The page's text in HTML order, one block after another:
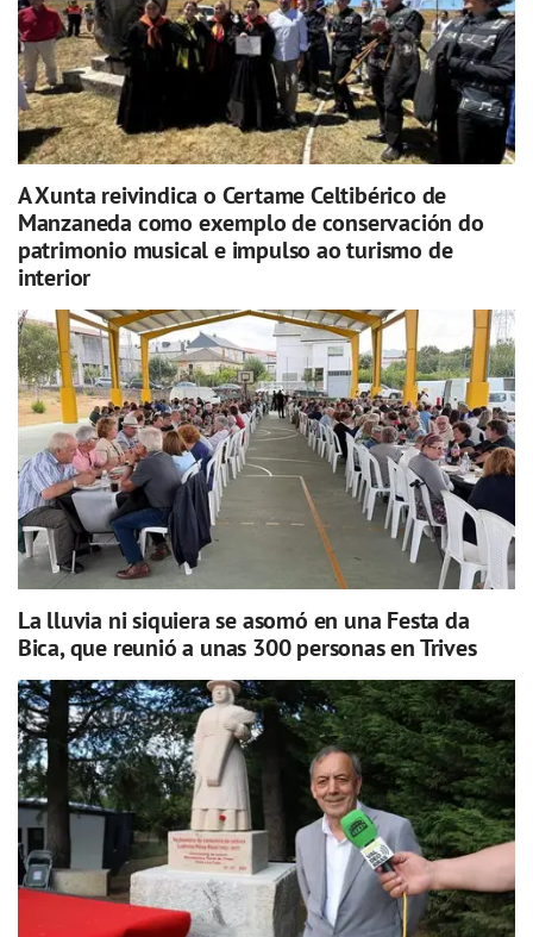
A Xunta reivindica o Certame Celtibérico de
Manzaneda como exemplo de conservación do
patrimonio musical e impulso ao turismo de
interior
La lluvia ni siquiera se asomó en una Festa da
Bica, que reunió a unas 300 personas en Trives